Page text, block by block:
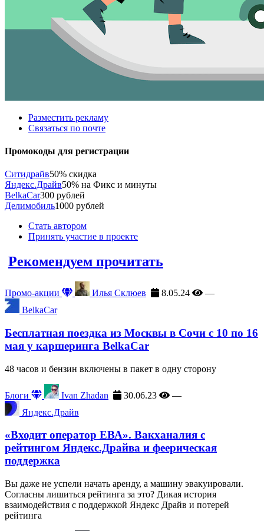
Разместить рекламу
Связаться по почте
Промокоды для регистрации
Ситидрайв50% скидка
Яндекс.Драйв50% на Фикс и минуты
BelkaCar300 рублей
Делимобиль1000 рублей
Стать автором
Принять участие в проекте
Рекомендуем прочитать
Промо-акции Илья Склюев 8.05.24
—
BelkaCar
Бесплатная поездка из Москвы в Сочи с 10 по 16
мая у каршеринга BelkaCar
48 часов и бензин включены в пакет в одну сторону
Блоги Ivan Zhadan 30.06.23
—
Яндекс.Драйв
«Входит оператор ЕВА». Вакханалия с
рейтингом Яндекс.Драйва и феерическая
поддержка
Вы даже не успели начать аренду, а машину эвакуировали.
Согласны лишиться рейтинга за это? Дикая история
взаимодействия с поддержкой Яндекс Драйв и потерей
рейтинга